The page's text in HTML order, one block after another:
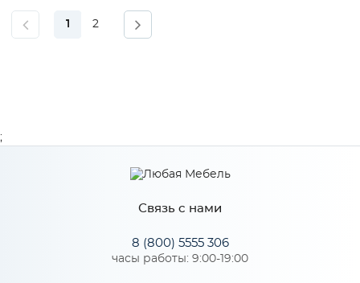
1 2
Связь с нами
8 (800) 5555 306
часы работы: 9:00-19:00
;